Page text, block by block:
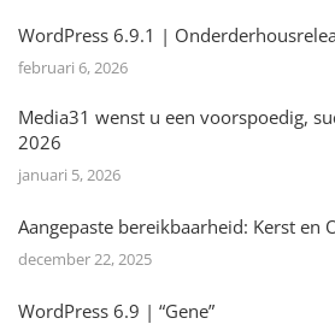
WordPress 6.9.1 |
februari 6, 2026
Media31 wenst u een voorspoedig,
2026
januari 5, 2026
Aangepaste bereikbaarheid: Kerst en
december 22, 2025
WordPress 6.9 | “Gene”